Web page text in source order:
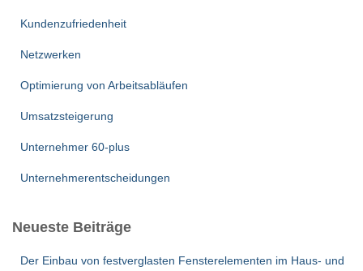
Kundenzufriedenheit
Netzwerken
Optimierung von Arbeitsabläufen
Umsatzsteigerung
Unternehmer 60-plus
Unternehmerentscheidungen
Neueste Beiträge
Der Einbau von festverglasten Fensterelementen im Haus- und